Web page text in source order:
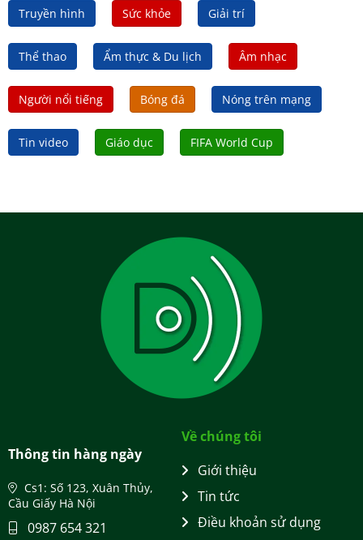
Truyền hình Sức khỏe Giải trí
Thể thao Ẩm thực & Du lịch Âm nhạc
Người nổi tiếng Bóng đá Nóng trên mạng
Tin video Giáo dục FIFA World Cup
Thông tin hàng ngày
Cs1: Số 123, Xuân Thủy,
Cầu Giấy Hà Nội
0987 654 321
Về chúng tôi
Giới thiệu
Tin tức
Điều khoản sử dụng